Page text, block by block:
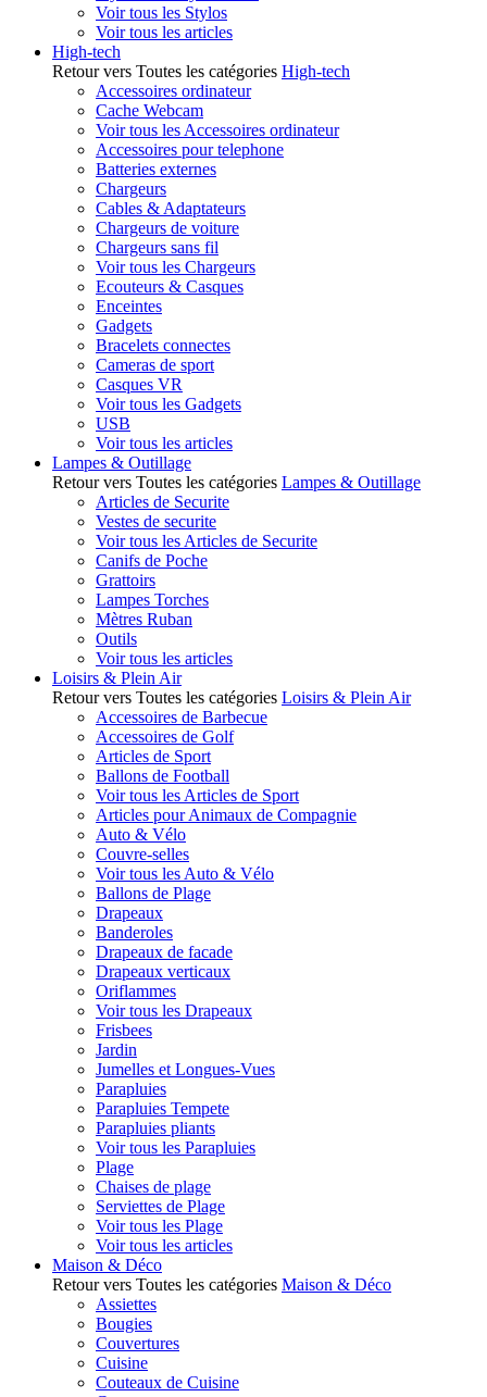
Voir tous les Stylos
Voir tous les articles
High-tech
Retour vers Toutes les catégories High-tech
Accessoires ordinateur
Cache Webcam
Voir tous les Accessoires ordinateur
Accessoires pour telephone
Batteries externes
Chargeurs
Cables & Adaptateurs
Chargeurs de voiture
Chargeurs sans fil
Voir tous les Chargeurs
Ecouteurs & Casques
Enceintes
Gadgets
Bracelets connectes
Cameras de sport
Casques VR
Voir tous les Gadgets
USB
Voir tous les articles
Lampes & Outillage
Retour vers Toutes les catégories Lampes & Outillage
Articles de Securite
Vestes de securite
Voir tous les Articles de Securite
Canifs de Poche
Grattoirs
Lampes Torches
Mètres Ruban
Outils
Voir tous les articles
Loisirs & Plein Air
Retour vers Toutes les catégories Loisirs & Plein Air
Accessoires de Barbecue
Accessoires de Golf
Articles de Sport
Ballons de Football
Voir tous les Articles de Sport
Articles pour Animaux de Compagnie
Auto & Vélo
Couvre-selles
Voir tous les Auto & Vélo
Ballons de Plage
Drapeaux
Banderoles
Drapeaux de facade
Drapeaux verticaux
Oriflammes
Voir tous les Drapeaux
Frisbees
Jardin
Jumelles et Longues-Vues
Parapluies
Parapluies Tempete
Parapluies pliants
Voir tous les Parapluies
Plage
Chaises de plage
Serviettes de Plage
Voir tous les Plage
Voir tous les articles
Maison & Déco
Retour vers Toutes les catégories Maison & Déco
Assiettes
Bougies
Couvertures
Cuisine
Couteaux de Cuisine